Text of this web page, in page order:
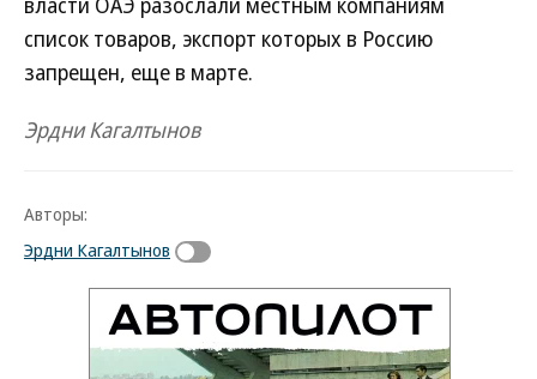
список товаров, экспорт которых в Россию
запрещен, еще в марте.
Эрдни Кагалтынов
Авторы:
Эрдни Кагалтынов